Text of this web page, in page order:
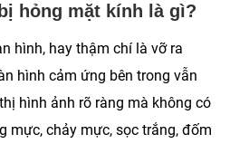
hỏng mặt kính là gì?
hình, hay thậm chí là vỡ ra
hình cảm ứng bên trong vẫn
hình ảnh rõ ràng mà không có
mực, chảy mực, sọc trắng, đốm